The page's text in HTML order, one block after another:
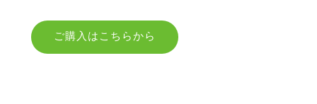
ご購入はこちらから